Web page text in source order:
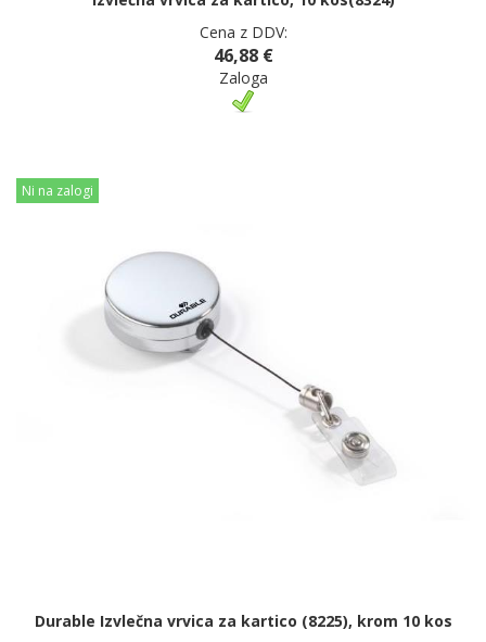
Cena z DDV:
46,88 €
Zaloga
Ni na zalogi
Durable Izvlečna vrvica za kartico (8225), krom 10 kos